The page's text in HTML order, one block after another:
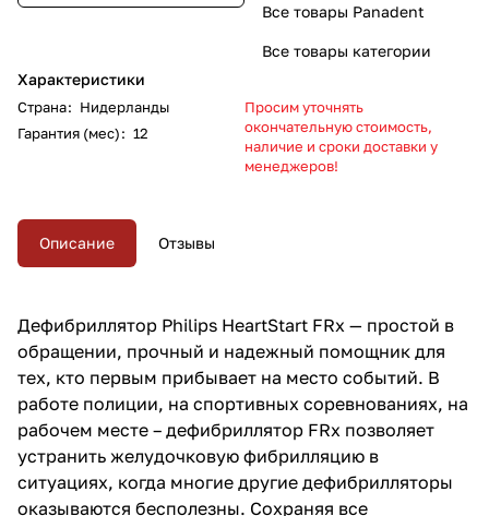
Характеристики
Страна: Нидерланды
Гарантия (мес): 12
Все товары Panadent
Все товары категории
Просим уточнять
окончательную стоимость,
наличие и сроки доставки у
менеджеров!
Описание Отзывы
Дефибриллятор Philips HeartStart FRx — простой в
обращении, прочный и надежный помощник для
тех, кто первым прибывает на место событий. В
работе полиции, на спортивных соревнованиях, на
рабочем месте – дефибриллятор FRx позволяет
устранить желудочковую фибрилляцию в
ситуациях, когда многие другие дефибрилляторы
оказываются бесполезны. Сохраняя все